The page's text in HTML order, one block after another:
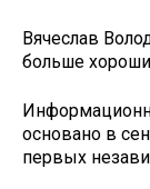
Вячеслав
больше
основано в
первых